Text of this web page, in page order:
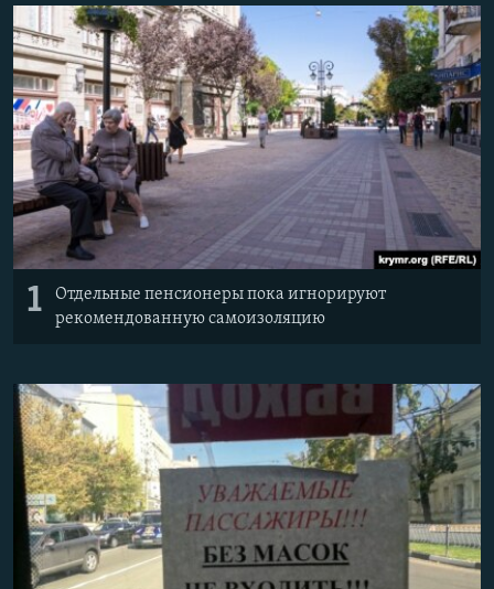
ПОБЕДИТЕЛЕЙ НЕ СУДЯТ?
КРЫМ.НЕПОКОРЕННЫЙ
ELIFBE
УКРАИНСКАЯ ПРОБЛЕМА КРЫМА
ПРИСОЕДИНЯЙТЕСЬ!
Все сайты RFE/RL
1
Отдельные пенсионеры пока игнорируют
рекомендованную самоизоляцию